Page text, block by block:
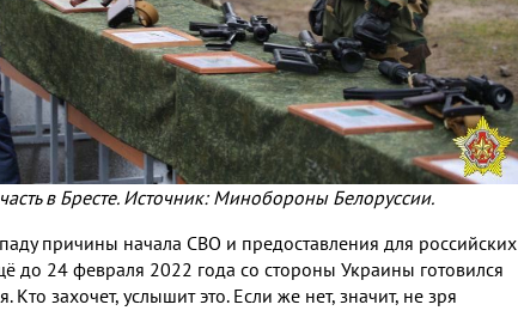
в Бресте. Источник: Минобороны Белоруссии.
причины начала СВО и предоставления для российских
до 24 февраля 2022 года со стороны Украины готовился
захочет, услышит это. Если же нет, значит, не зря